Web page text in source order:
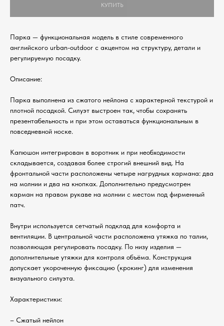
КУПИТЬ
Паркa — функциональная модель в стиле современного
английского urban-outdoor с акцентом на структуру, детали и
регулируемую посадку.
Описание:
Парка выполнена из сжатого нейлона с характерной текстурой и
плотной посадкой. Силуэт выстроен так, чтобы сохранять
презентабельность и при этом оставаться функциональным в
повседневной носке.
Капюшон интегрирован в воротник и при необходимости
складывается, создавая более строгий внешний вид. На
фронтальной части расположены четыре нагрудных кармана: два
на молнии и два на кнопках. Дополнительно предусмотрен
карман на правом рукаве на молнии с местом под фирменный
патч.
Внутри используется сетчатый подклад для комфорта и
вентиляции. В центральной части расположена утяжка по талии,
позволяющая регулировать посадку. По низу изделия —
дополнительные утяжки для контроля объёма. Конструкция
допускает укороченную фиксацию (крокинг) для изменения
визуального силуэта.
Характеристики:
– Сжатый нейлон